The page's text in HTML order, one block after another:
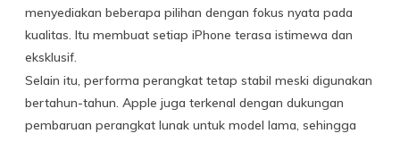
menyediakan beberapa pilihan dengan fokus nyata pada
kualitas. Itu membuat setiap iPhone terasa istimewa dan
eksklusif.
Selain itu, performa perangkat tetap stabil meski digunakan
bertahun-tahun. Apple juga terkenal dengan dukungan
pembaruan perangkat lunak untuk model lama, sehingga